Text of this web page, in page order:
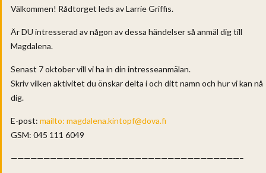
Välkommen! Rådtorget leds av Larrie Griffis.
Är DU intresserad av någon av dessa händelser så anmäl dig till
Magdalena.
Senast 7 oktober vill vi ha in din intresseanmälan.
Skriv vilken aktivitet du önskar delta i och ditt namn och hur vi kan nå
dig.
E-post: mailto: magdalena.kintopf@dova.fi
GSM: 045 111 6049
———————————————————————————————————–